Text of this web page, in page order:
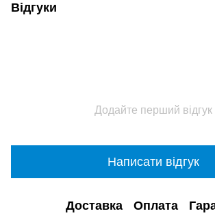
Відгуки
Додайте перший відгук
Написати відгук
Доставка Оплата